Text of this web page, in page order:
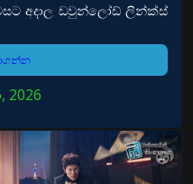
අදාල ඩවුන්ලෝඩ් ලින්ක්ස්
2026